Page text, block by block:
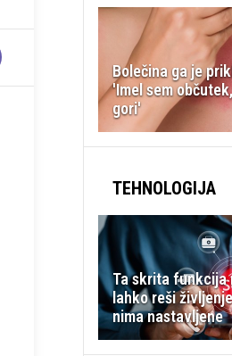
Bolečina ga je
'Imel sem
gori'
TEHNOLOGIJA
Ta skrita funkcija
lahko reši
nima nastavljene